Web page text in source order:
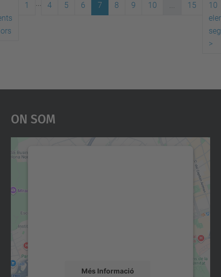
1 4 5 6 7 8 9 10 ... 15
10
>
On Som
Més Informació